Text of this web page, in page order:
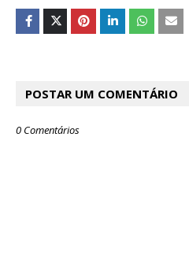
POSTAR UM COMENTÁRIO
0 Comentários